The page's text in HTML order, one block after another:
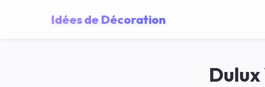
Idées de Décoration